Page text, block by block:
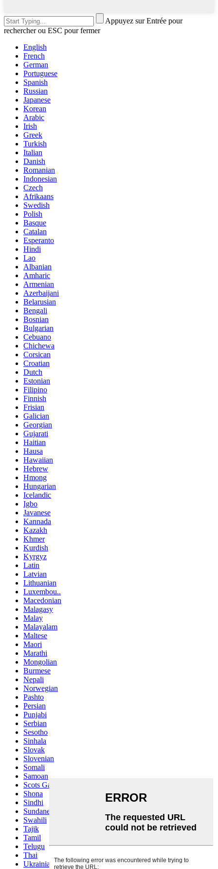
Appuyez sur Entrée pour
rechercher ou ESC pour fermer
English
French
German
Portuguese
Spanish
Russian
Japanese
Korean
Arabic
Irish
Greek
Turkish
Italian
Danish
Romanian
Indonesian
Czech
Afrikaans
Swedish
Polish
Basque
Catalan
Esperanto
Hindi
Lao
Albanian
Amharic
Armenian
Azerbaijani
Belarusian
Bengali
Bosnian
Bulgarian
Cebuano
Chichewa
Corsican
Croatian
Dutch
Estonian
Filipino
Finnish
Frisian
Galician
Georgian
Gujarati
Haitian
Hausa
Hawaiian
Hebrew
Hmong
Hungarian
Icelandic
Igbo
Javanese
Kannada
Kazakh
Khmer
Kurdish
Kyrgyz
Latin
Latvian
Lithuanian
Luxembou..
Macedonian
Malagasy
Malay
Malayalam
Maltese
Maori
Marathi
Mongolian
Burmese
Nepali
Norwegian
Pashto
Persian
Punjabi
Serbian
Sesotho
Sinhala
Slovak
Slovenian
Somali
Samoan
Scots Gaelic
Shona
Sindhi
Sundanese
Swahili
Tajik
Tamil
Telugu
Thai
Ukrainian